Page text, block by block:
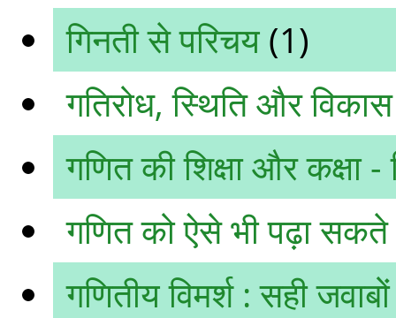
गिनती से परिचय (1)
गतिरोध, स्थिति और विकास
गणित की शिक्षा और कक्षा
गणित को ऐसे भी पढ़ा
गणितीय विमर्श : सही